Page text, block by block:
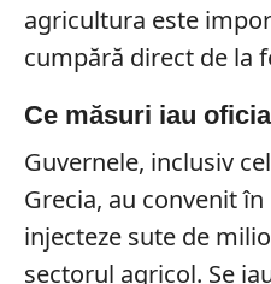
agricultura este
cumpără direct de la
Ce măsuri iau
Guvernele, inclusiv
Grecia, au convenit
injecteze sute de
sectorul agricol. Se